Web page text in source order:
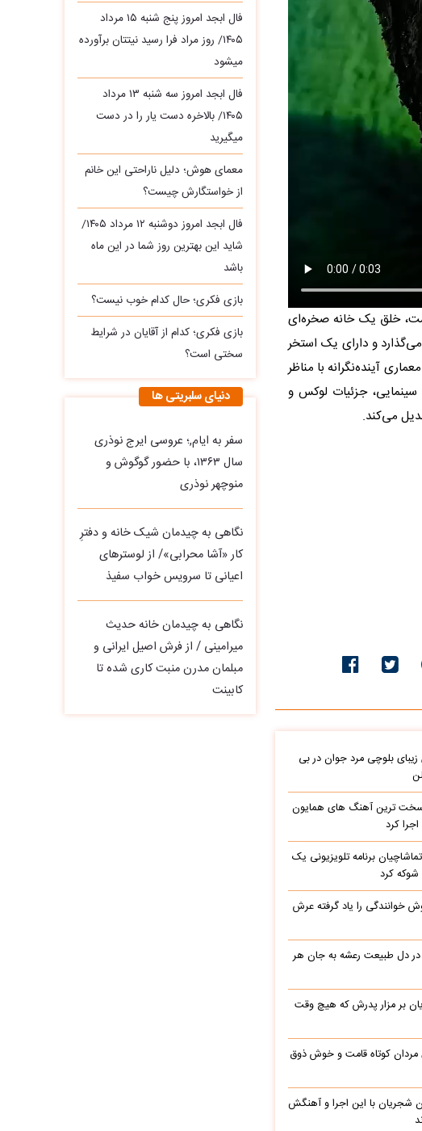
خلق یک خانه صخره‌ای
و دارای یک استخر
آینده‌نگرانه با مناظر
جزئیات لوکس و
می‌کند.
بلوچی مرد جوان در بی
ترین آهنگ های همایون
کرد
برنامه تلویزیونی یک
شوکه کرد
را یاد گرفته عرش
در دل طبیعت رعشه به جان هر
بر مزار پدرش که هیچ وقت
مردان کوتاه قامت و خوش ذوق
شجریان با این اجرا و آهنگش
فال ابجد امروز پنج شنبه ۱۵ مرداد
۱۴۰۵/ روز مراد فرا رسید نیتتان برآورده
میشود
فال ابجد امروز سه‌ شنبه ۱۳ مرداد
۱۴۰۵/ بالاخره دست یار را در دست
میگیرید
معمای هوش؛ دلیل ناراحتی این خانم
از خواستگارش چیست؟
فال ابجد امروز دوشنبه ۱۲ مرداد ۱۴۰۵/
شاید این بهترین روز شما در این ماه
باشد
بازی فکری؛ حال کدام خوب نیست؟
بازی فکری؛ کدام از آقایان در شرایط
سختی است؟
دنیای سلبریتی ها
سفر به ایام,؛ عروسی ایرج نوذری
سال ۱۳۶۳، با حضور گوگوش و
منوچهر نوذری
نگاهی به چیدمان شیک خانه و دفترِ
کار «آشا محرابی»/ از لوسترهای
اعیانی تا سرویس خواب سفیذ
نگاهی به چیدمان خانه حدیث
میرامینی / از فرش اصیل ایرانی و
مبلمان مدرن منبت‌ کاری‌ شده تا
کابینت